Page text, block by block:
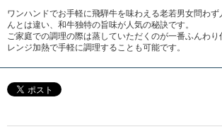
ワンハンドでお手軽に飛騨牛を味わえる老若男女問わず
んとは違い、和牛独特の旨味が人気の秘訣です。
ご家庭での調理の際は蒸していただくのが一番ふんわ
レンジ加熱で手軽に調理することも可能です。